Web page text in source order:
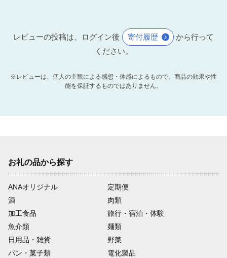
レビューの投稿は、ログイン後 寄付履歴
から行って
ください。
※レビューは、個人の主観による感想・体感によるもので、商品の効果や性
能を保証するものではありません。
お礼の品から探す
ANAオリジナル
定期便
酒
肉類
加工食品
旅行・宿泊・体験
魚介類
麺類
日用品・雑貨
野菜
パン・菓子類
電化製品